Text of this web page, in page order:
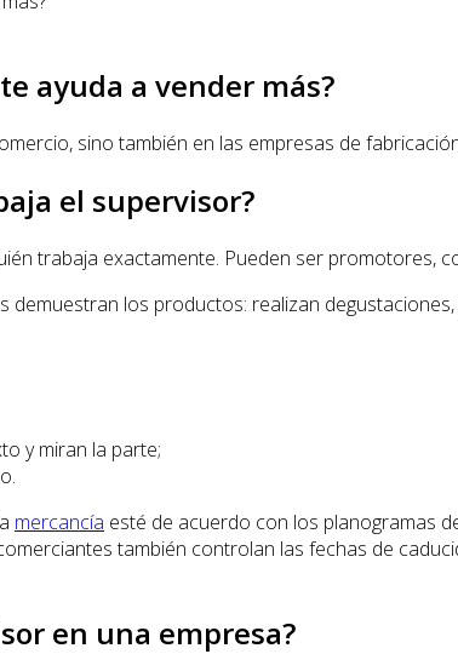
ayuda a vender más?
sino también en las empresas de
el supervisor?
trabaja exactamente. Pueden ser promotores,
demuestran los productos: realizan
y miran la parte;
mercancía esté de acuerdo con los planogramas
también controlan las fechas de
en una empresa?